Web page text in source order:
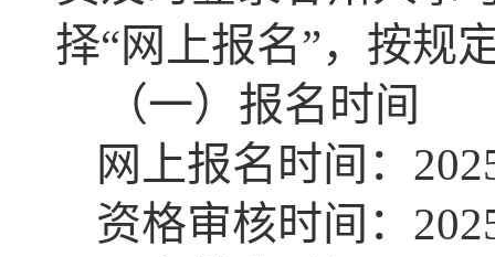
择“网上报名”，按规
（一）报名时间
网上报名时间：
资格审核时间：